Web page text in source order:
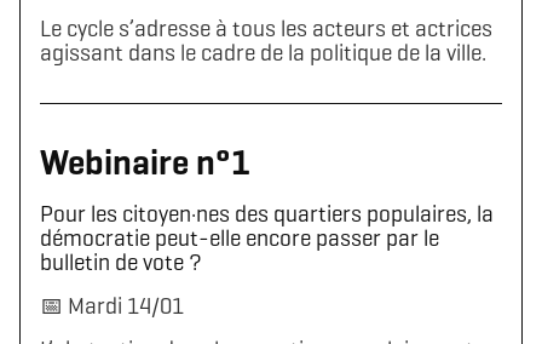
Le cycle s’adresse à tous les acteurs et actrices
agissant dans le cadre de la politique de la ville.
Webinaire n°1
Pour les citoyen·nes des quartiers populaires, la
démocratie peut-elle encore passer par le
bulletin de vote ?
📅 Mardi 14/01